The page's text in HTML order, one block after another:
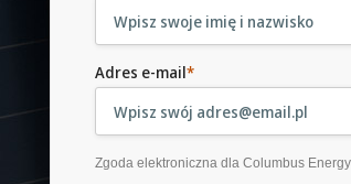
Adres e-mail*
Zgoda elektroniczna dla Columbus